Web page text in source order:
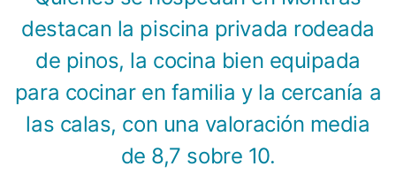
destacan la piscina privada rodeada
de pinos, la cocina bien equipada
para cocinar en familia y la cercanía a
las calas, con una valoración media
de 8,7 sobre 10.